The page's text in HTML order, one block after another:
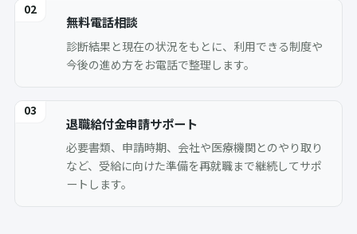
02
無料電話相談
診断結果と現在の状況をもとに、利用できる制度や
今後の進め方をお電話で整理します。
03
退職給付金申請サポート
必要書類、申請時期、会社や医療機関とのやり取り
など、受給に向けた準備を再就職まで継続してサポ
ートします。